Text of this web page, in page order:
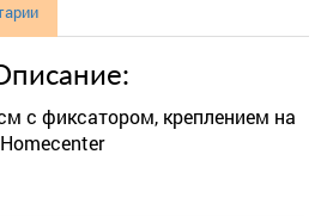
с фиксатором, креплением на